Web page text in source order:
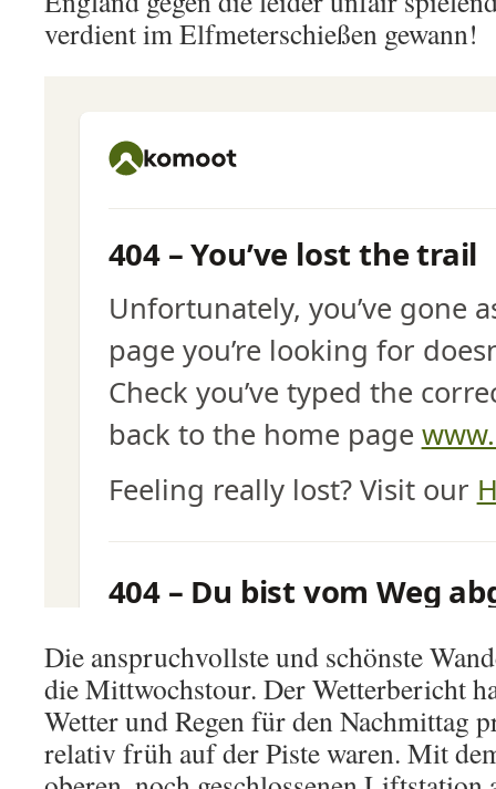
verdient im Elfmeterschießen gewann!
Die anspruchvollste und schönste
die Mittwochstour. Der Wetterbericht
Wetter und Regen für den Nachmittag
relativ früh auf der Piste waren. Mit